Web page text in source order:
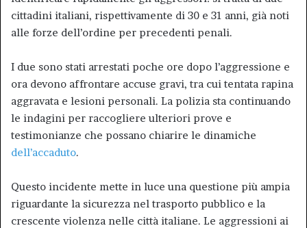
cittadini italiani, rispettivamente di 30 e 31 anni, già noti
alle forze dell’ordine per precedenti penali.
I due sono stati arrestati poche ore dopo l’aggressione e
ora devono affrontare accuse gravi, tra cui tentata rapina
aggravata e lesioni personali. La polizia sta continuando
le indagini per raccogliere ulteriori prove e
testimonianze che possano chiarire le dinamiche
dell’accaduto.
Questo incidente mette in luce una questione più ampia
riguardante la sicurezza nel trasporto pubblico e la
crescente violenza nelle città italiane. Le aggressioni ai